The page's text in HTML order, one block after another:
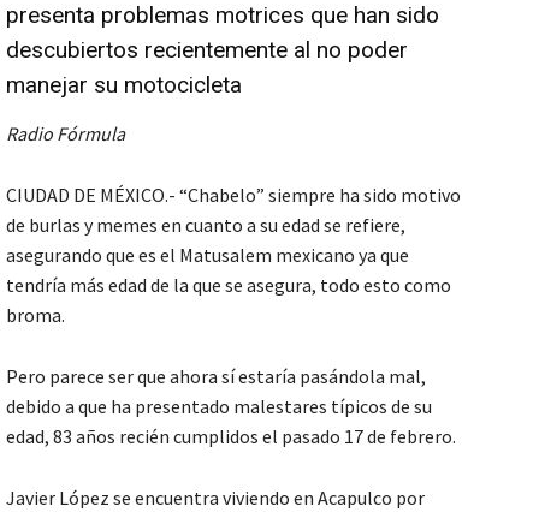
presenta problemas motrices que han sido
descubiertos recientemente al no poder
manejar su motocicleta
Radio Fórmula
CIUDAD DE MÉXICO.- “Chabelo” siempre ha sido motivo
de burlas y memes en cuanto a su edad se refiere,
asegurando que es el Matusalem mexicano ya que
tendría más edad de la que se asegura, todo esto como
broma.
Pero parece ser que ahora sí estaría pasándola mal,
debido a que ha presentado malestares típicos de su
edad, 83 años recién cumplidos el pasado 17 de febrero.
Javier López se encuentra viviendo en Acapulco por